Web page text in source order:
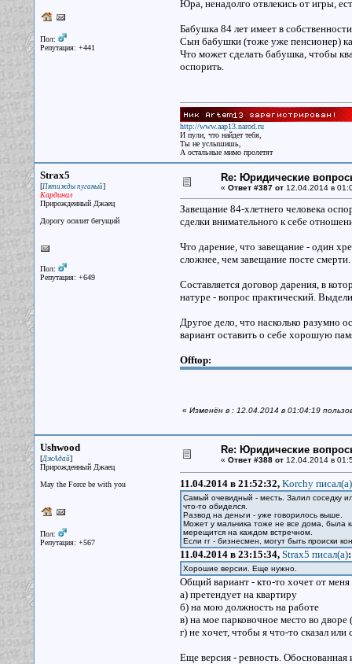
Пол:
Репутация: +441
Юра, ненадолго отвлекись от игры,
Бабушка 84 лет имеет в
Сын бабушки (тоже уже пенсионер)
Что может сделать бабушка, чтобы
оспорить.
http://www.aap13.narod.ru
И пули, что найдет тебя,
Ты не услышишь,
А остальные мимо пролетят
Strax5
[Пятижды пуганый]
Кардинал
Прирожденный Джаец
Дорогу осилит бегущий
Пол:
Репутация: +649
Re: Юридические
« Ответ #387 от12.04.2014 в
Завещание 84-хлетнего человека
сделки внимательного к себе
Что дарение, что завещание - один
сложнее, чем завещание посте смерти.
Составляется договор дарения, в
натуре - вопрос практический.
Другое дело, что насколько разумно
вариант оставить о себе хорошую
Offtop:
« Изменён в : 12.04.2014 в 01:04:19
Ushwood
[ДжАдай]
Прирожденный Джаец
May the Force be with you
Пол:
Репутация: +567
Re: Юридические
« Ответ #388 от12.04.2014 в
11.04.2014 в 21:52:32, Korchy писал(a)
Самый очевидный - месть. Залил соседку
что-то обиделся.
Развод на деньги - уже говорилось выше.
Может у мальчика тоже не все дома, была
мерещится на каждом встречном.
Если гг - бизнесмен, могут быть происки
11.04.2014 в 23:15:34, Strax5 писал(a):
Хорошие версии. Еще нужно.
Общий вариант - кто-то хочет от меня
а) претендует на квартиру
б) на мою должность на работе
в) на мое парковочное место во
г) не хочет, чтобы я что-то сказал или
Еще версия - ревность. Обоснованная